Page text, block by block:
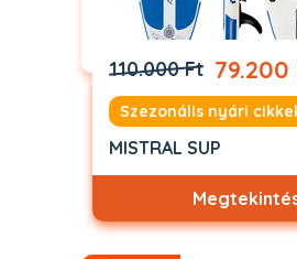
110.000 Ft 79.200
Szezonális nyári
MISTRAL SUP